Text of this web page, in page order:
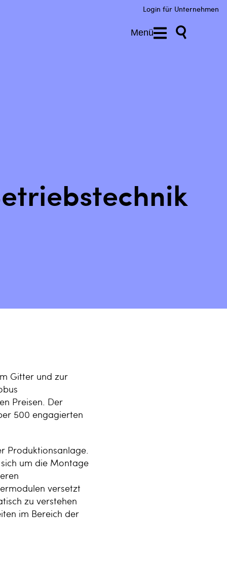
Menü
Login für Unternehmen
Gitter und zur
Preisen. Der
500 engagierten
Produktionsanlage.
um die Montage
versetzt
zu verstehen
im Bereich der